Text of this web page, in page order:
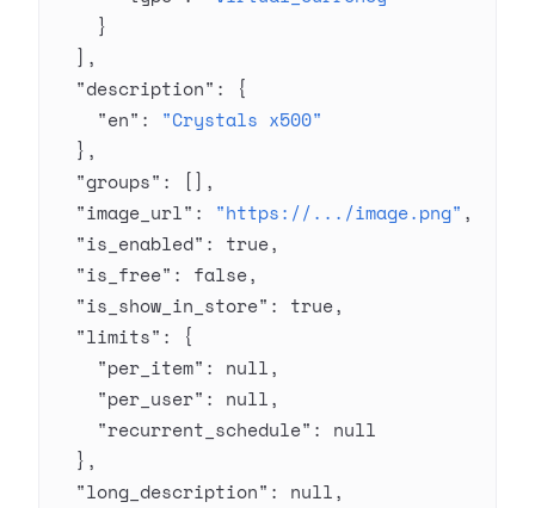
    }
  ],
  "description"
: {
    "en"
: "Crystals x500"
  },
  "groups"
: [],
  "image_url"
: "https://.../image.png" ,
  "is_enabled"
: true,
  "is_free"
: false,
  "is_show_in_store"
: true,
  "limits"
: {
    "per_item"
: null,
    "per_user"
: null,
    "recurrent_schedule"
: null
  },
  "long_description"
: null,